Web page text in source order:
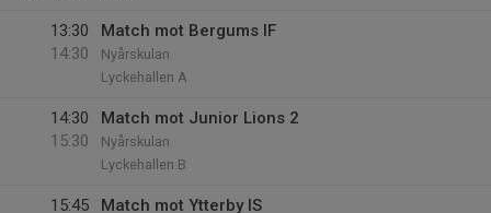
13:30
14:30
Match mot Bergums IF
Nyårskulan
Lyckehallen A
14:30
15:30
Match mot Junior Lions 2
Nyårskulan
Lyckehallen B
15:45
Match mot Ytterby IS